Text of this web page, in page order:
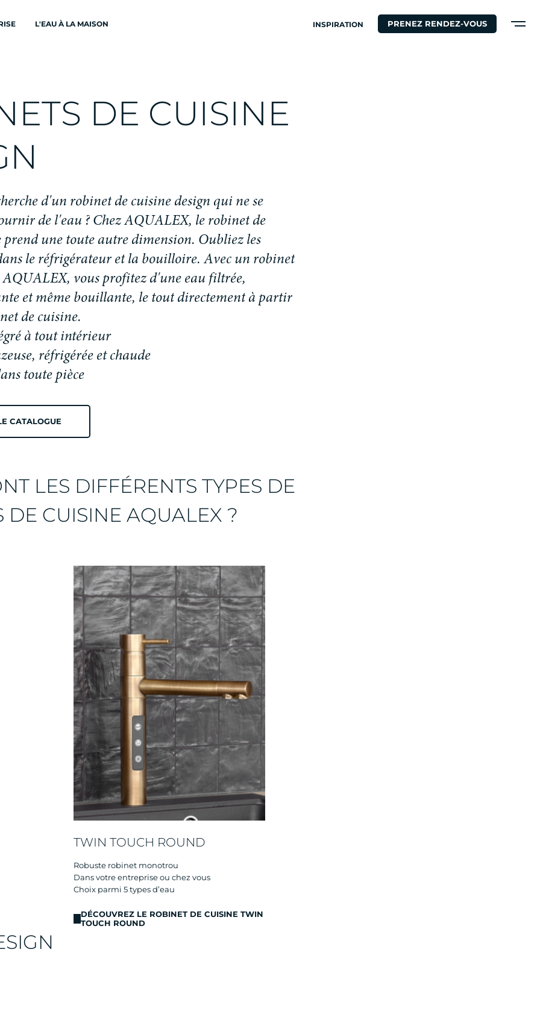
L'EAU À LA MAISON INSPIRATION PRENEZ RENDEZ-VOUS
ETS DE CUISINE
N
herche d'un robinet de cuisine design qui ne se
urnir de l'eau ? Chez AQUALEX, le robinet de
prend une toute autre dimension. Oubliez les
ans le réfrigérateur et la bouilloire. Avec un robinet
AQUALEX, vous profitez d'une eau filtrée,
nte et même bouillante, le tout directement à partir
net de cuisine.
à tout intérieur
réfrigérée et chaude
toute pièce
CATALOGUE
LES DIFFÉRENTS TYPES DE
DE CUISINE AQUALEX ?
TWIN TOUCH ROUND
Robuste robinet monotrou
Dans votre entreprise ou chez vous
Choix parmi 5 types d’eau
DÉCOUVREZ LE ROBINET DE CUISINE TWIN
TOUCH ROUND